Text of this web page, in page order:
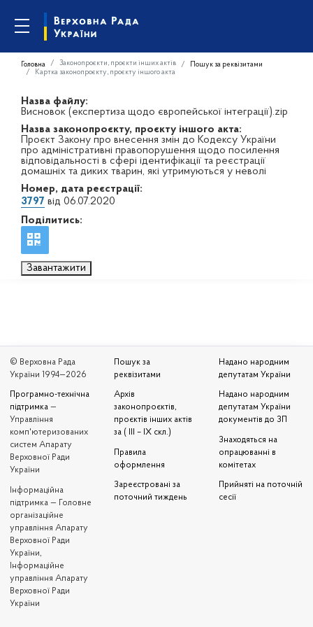
Головна Законопроєкти, проєкти інших актів
Пошук за реквізитами
Картка законопроєкту, проєкту іншого акта
Назва файлу:
Висновок (експертиза щодо європейської інтеграції).zip
Назва законопроєкту, проєкту іншого акта:
Проєкт Закону про внесення змін до Кодексу України
про адміністративні правопорушення щодо посилення
відповідальності в сфері ідентифікації та реєстрації
домашніх та диких тварин, які утримуються у неволі
Номер, дата реєстрації:
3797 від 06.07.2020
Поділитись:
Завантажити
© Верховна Рада
України 1994—2026
Програмно-технічна
підтримка —
Управління
комп'ютеризованих
систем Апарату
Верховної Ради
України
Iнформаційна
підтримка — Головне
організаційне
управління Апарату
Верховної Ради
України,
Інформаційне
управління Апарату
Верховної Ради
України
Пошук за
реквізитами
Архів
законопроєктів,
проєктів інших актів
за ( III – IX скл.)
Правила
оформлення
Зареєстровані за
поточний тиждень
Надано народним
депутатам України
Надано народним
депутатам України
документів до ЗП
Знаходяться на
опрацюванні в
комітетах
Прийняті на поточній
сесії